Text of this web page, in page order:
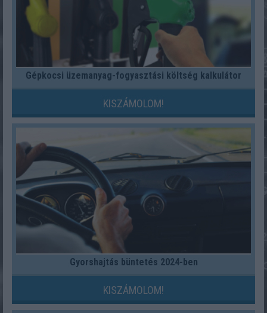
Gépkocsi üzemanyag-fogyasztási költség kalkulátor
KISZÁMOLOM!
Gyorshajtás büntetés 2024-ben
KISZÁMOLOM!